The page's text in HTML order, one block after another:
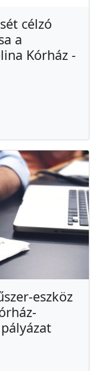
célzó
a
Kórház -
eszköz